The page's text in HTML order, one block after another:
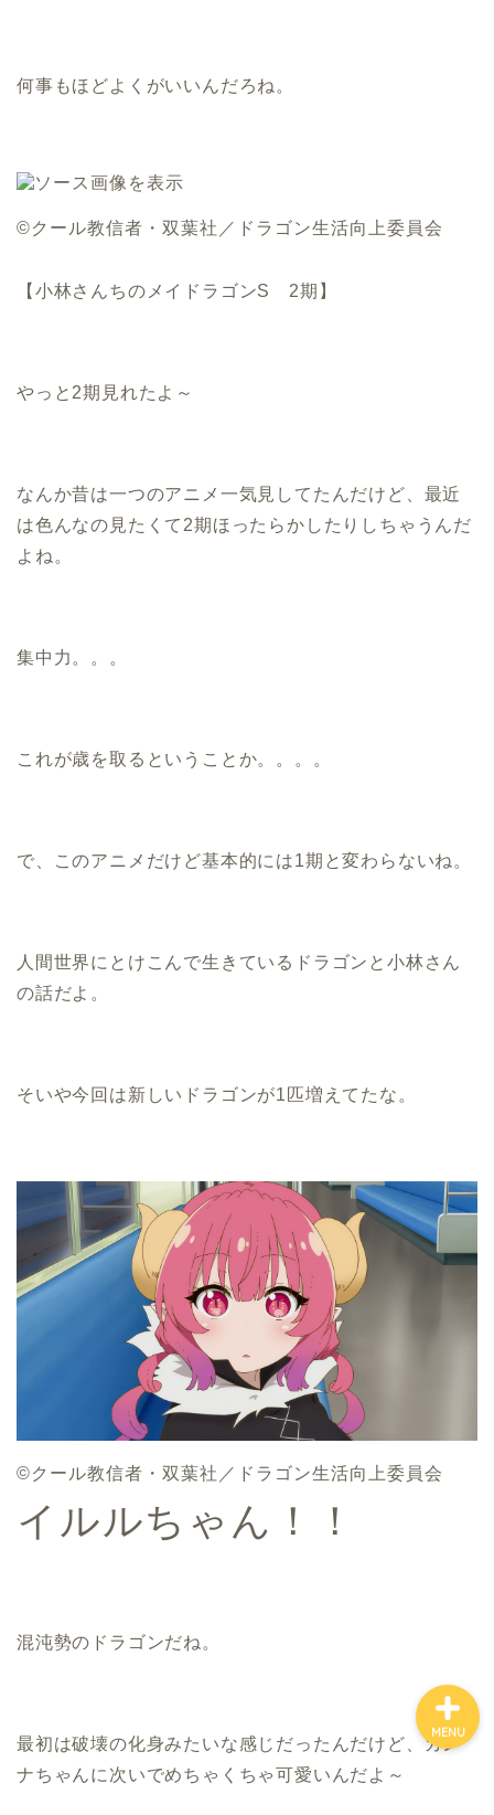
何事もほどよくがいいんだろね。
©クール教信者・双葉社／ドラゴン生活向上委員会
【小林さんちのメイドラゴンS 2期】
やっと2期見れたよ～
なんか昔は一つのアニメ一気見してたんだけど、最近
は色んなの見たくて2期ほったらかしたりしちゃうんだ
よね。
集中力。。。
これが歳を取るということか。。。。
で、このアニメだけど基本的には1期と変わらないね。
人間世界にとけこんで生きているドラゴンと小林さん
の話だよ。
そいや今回は新しいドラゴンが1匹増えてたな。
©クール教信者・双葉社／ドラゴン生活向上委員会
イルルちゃん！！
混沌勢のドラゴンだね。
最初は破壊の化身みたいな感じだったんだけど、カン
ナちゃんに次いでめちゃくちゃ可愛いんだよ～
MENU
ホーム
お金について
資産報告